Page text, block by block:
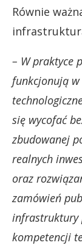
Równie
– W praktyce
funkcjonują
się wycofać
zbudowanej
realnych
oraz
zamówień
infrastruktury
kompetencji